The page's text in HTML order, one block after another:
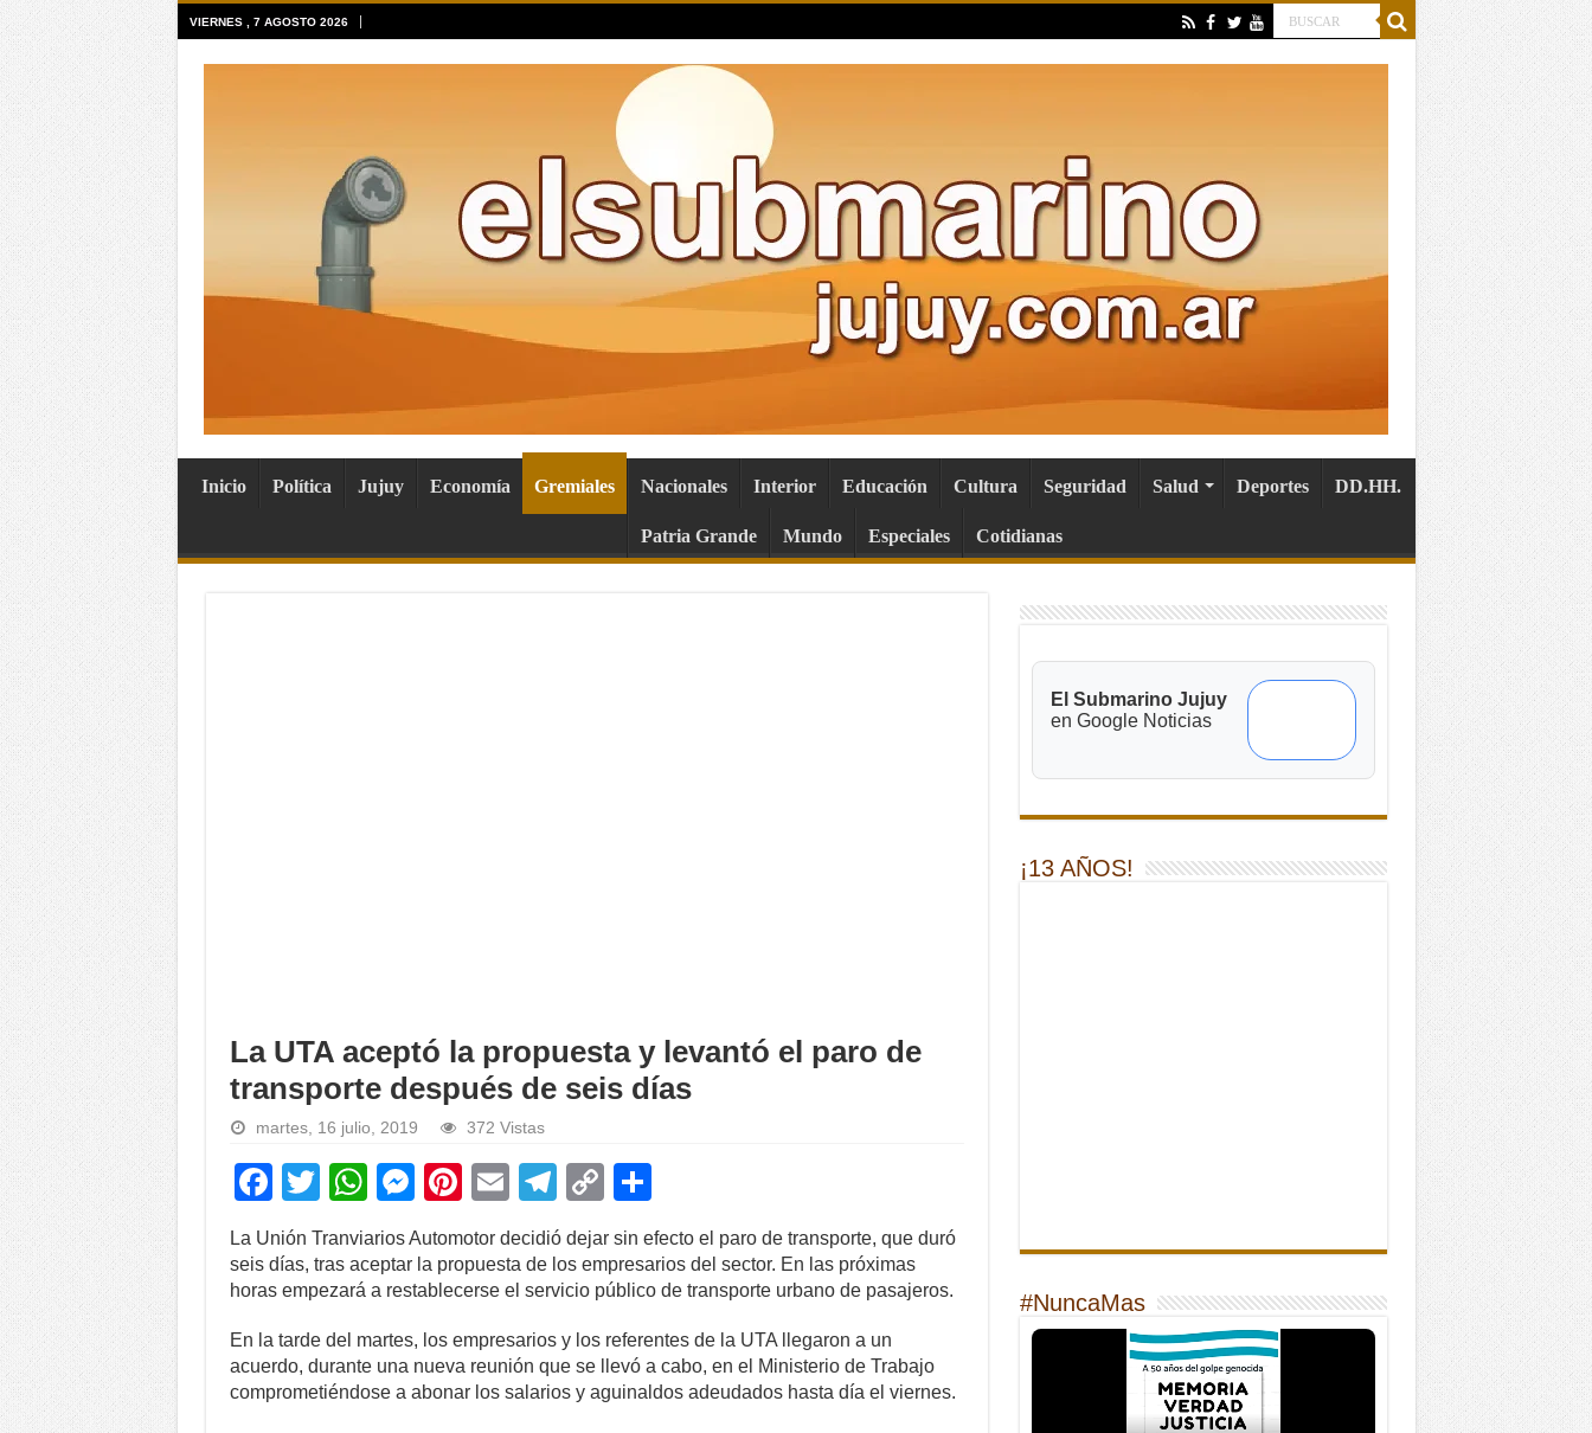
VIERNES , 7 AGOSTO 2026
Inicio Política Jujuy Economía Gremiales Nacionales Interior Educación Cultura Seguridad Salud Deportes DD.HH.
Patria Grande Mundo Especiales Cotidianas
La UTA aceptó la propuesta y levantó el paro de
transporte después de seis días
martes, 16 julio, 2019 372 Vistas
F
a
c
e
b
o
o
T
wi
tt
er
W
h
at
s
A
p
p
M
e
ss
e
n
g
er
Pi
nt
er
e
st
E
m
ail
T
el
e
gr
a
m
C
o
p
y
Li
n
k
h
ar
e
La Unión Tranviarios Automotor decidió dejar sin efecto el paro de transporte, que duró
seis días, tras aceptar la propuesta de los empresarios del sector. En las próximas
horas empezará a restablecerse el servicio público de transporte urbano de pasajeros.
En la tarde del martes, los empresarios y los referentes de la UTA llegaron a un
acuerdo, durante una nueva reunión que se llevó a cabo, en el Ministerio de Trabajo
comprometiéndose a abonar los salarios y aguinaldos adeudados hasta día el viernes.
El Submarino Jujuy
en Google Noticias
¡13 AÑOS!
#NuncaMas